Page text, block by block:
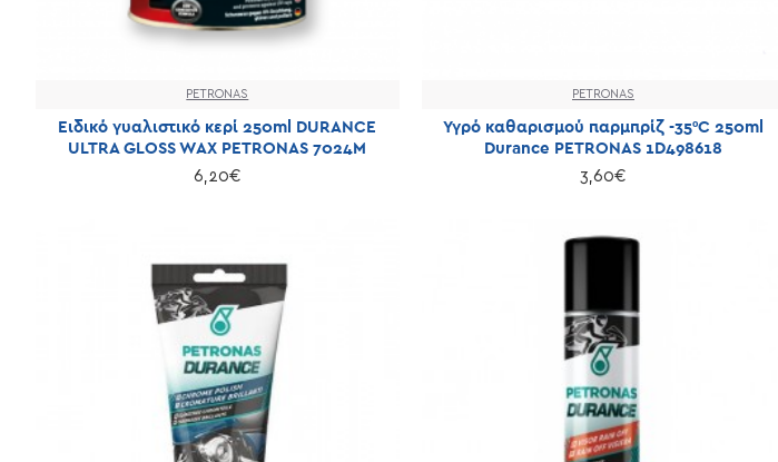
PETRONAS
Ειδικό γυαλιστικό κερί 250ml DURANCE
ULTRA GLOSS WAX PETRONAS 7024M
6,20€
PETRONAS
Υγρό καθαρισμού παρμπρίζ -35°C 250ml
Durance PETRONAS 1D498618
3,60€